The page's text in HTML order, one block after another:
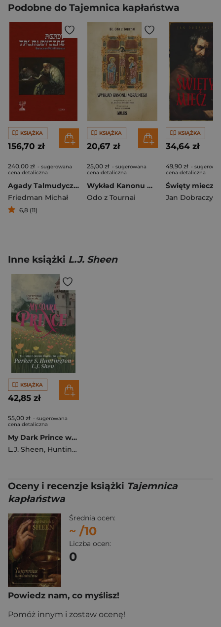
Podobne do Tajemnica kapłaństwa
KSIĄŻKA
156,70 zł
240,00 zł - sugerowana
cena detaliczna
Agady Talmudyczne
Friedman Michał
6,8 (11)
KSIĄŻKA
20,67 zł
25,00 zł - sugerowana
cena detaliczna
Wykład Kanonu Mszalnego
Odo z Tournai
KSIĄŻKA
34,64 zł
49,90 zł -
cena detaliczna
Święty miecz
Jan
Inne książki L.J. Sheen
KSIĄŻKA
42,85 zł
55,00 zł - sugerowana
cena detaliczna
My Dark Prince wer. angielska
L.J. Sheen, Huntington Parker S.
Oceny i recenzje książki Tajemnica
kapłaństwa
Średnia ocen:
~ /10
Liczba ocen:
0
Powiedz nam, co myślisz!
Pomóż innym i zostaw ocenę!